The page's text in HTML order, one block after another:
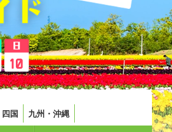
四国 九州・沖縄